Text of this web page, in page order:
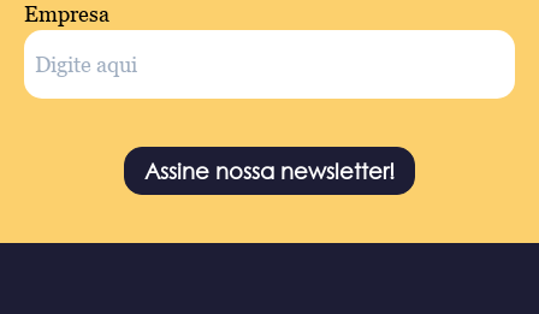
Empresa
Assine nossa newsletter!